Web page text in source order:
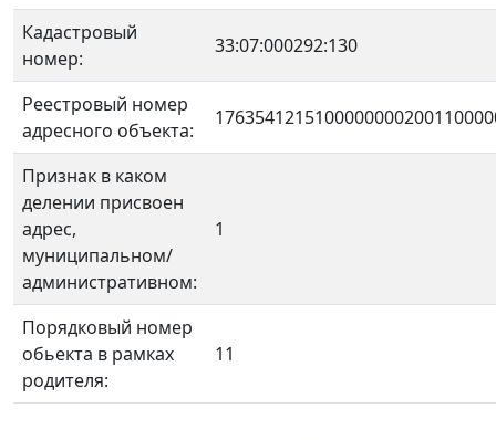
Кадастровый
номер:
33:07:000292:130
Реестровый номер
адресного объекта:
Признак в каком
делении присвоен
адрес,
муниципальном/
административном:
1
Порядковый номер
обьекта в рамках
родителя:
11